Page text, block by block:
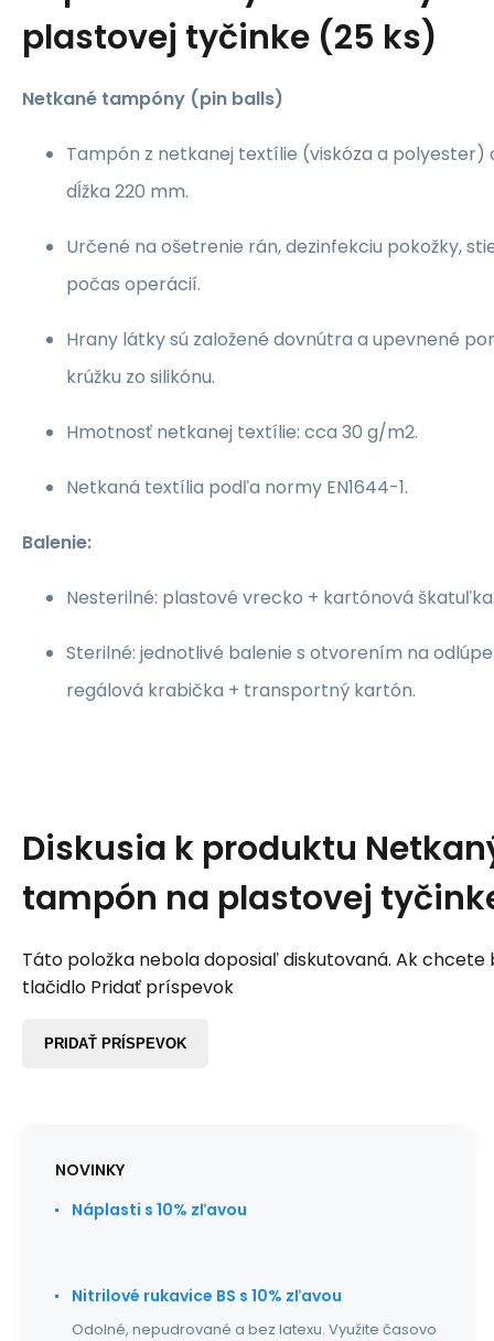
plastovej tyčinke (25 ks)
Netkané tampóny (pin balls)
Tampón z netkanej textílie (viskóza a polyester)
dĺžka 220 mm.
Určené na ošetrenie rán, dezinfekciu pokožky,
počas operácií.
Hrany látky sú založené dovnútra a upevnené
krúžku zo silikónu.
Hmotnosť netkanej textílie: cca 30 g/m2.
Netkaná textília podľa normy EN1644-1.
Balenie:
Nesterilné: plastové vrecko + kartónová
Sterilné: jednotlivé balenie s otvorením na
regálová krabička + transportný kartón.
Diskusia k produktu
tampón na plastovej
Táto položka nebola doposiaľ diskutovaná. Ak chcete
tlačidlo Pridať príspevok
PRIDAŤ PRÍSPEVOK
NOVINKY
Náplasti s 10% zľavou
Nitrilové rukavice BS s 10% zľavou
Odolné, nepudrované a bez latexu. Využite časovo